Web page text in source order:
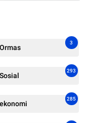
Ormas
3
Sosial
293
ekonomi
285